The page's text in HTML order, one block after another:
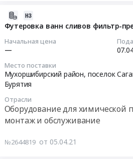
1
14"
Футеровка ванн сливов фильтр-
Начальная цена
—
Место поставки
Мухоршибирский район,
Бурятия
Отрасли
Оборудование для химической
монтаж и обслуживание
№2644819 от 05.04.21